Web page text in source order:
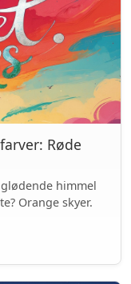
Røde
himmel
Orange skyer.